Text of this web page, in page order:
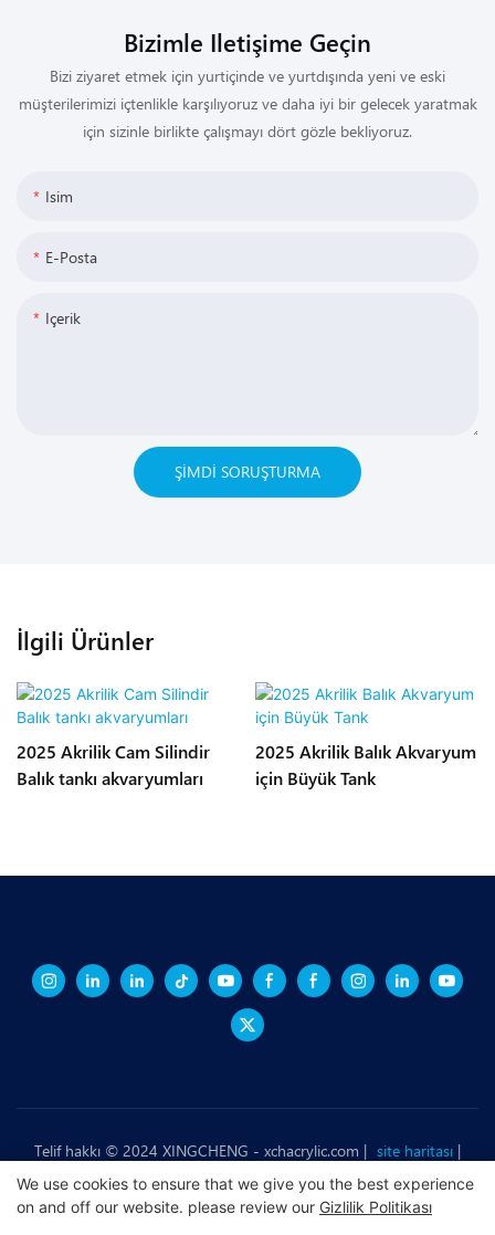
Bizimle Iletişime Geçin
Bizi ziyaret etmek için yurtiçinde ve yurtdışında yeni ve eski
müşterilerimizi içtenlikle karşılıyoruz ve daha iyi bir gelecek yaratmak
için sizinle birlikte çalışmayı dört gözle bekliyoruz.
Isim
E-Posta
Içerik
ŞIMDI SORUŞTURMA
İlgili Ürünler
2025 Akrilik Cam Silindir
Balık tankı akvaryumları
2025 Akrilik Balık Akvaryum
için Büyük Tank
Telif hakkı © 2024 XINGCHENG - xchacrylic.com | site haritası |
Gizlilik Politikası
We use cookies to ensure that we give you the best experience
on and off our website. please review our Gizlilik Politikası